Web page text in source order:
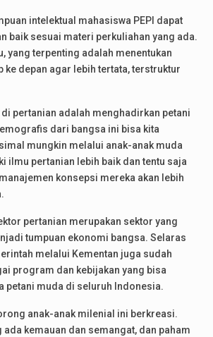
intelektual mahasiswa PEPI dapat
baik sesuai materi perkuliahan yang ada.
yang terpenting adalah menentukan
ke depan agar lebih tertata, terstruktur
di pertanian adalah menghadirkan petani
dari bangsa ini bisa kita
mungkin melalui anak-anak muda
ilmu pertanian lebih baik dan tentu saja
konsepsi mereka akan lebih
pertanian merupakan sektor yang
tumpuan ekonomi bangsa. Selaras
melalui Kementan juga sudah
program dan kebijakan yang bisa
petani muda di seluruh Indonesia.
anak-anak milenial ini berkreasi.
ada kemauan dan semangat, dan paham